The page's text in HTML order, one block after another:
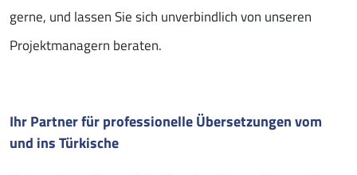
gerne, und lassen Sie sich unverbindlich von unseren
Projektmanagern beraten.
Ihr Partner für professionelle Übersetzungen vom
und ins Türkische